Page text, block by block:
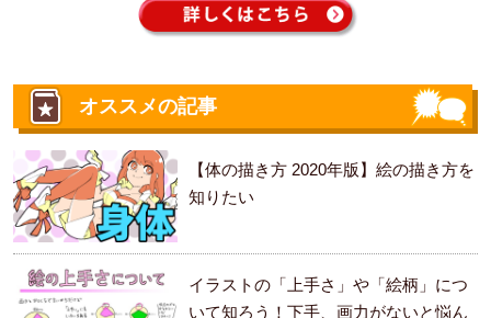
オススメの記事
【体の描き方 2020年版】絵の描き方を
知りたい
イラストの「上手さ」や「絵柄」につ
いて知ろう！下手、画力がないと悩ん